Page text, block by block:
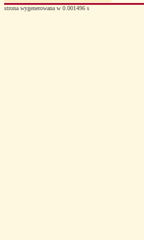
strona wygenerowana w 0.001496 s